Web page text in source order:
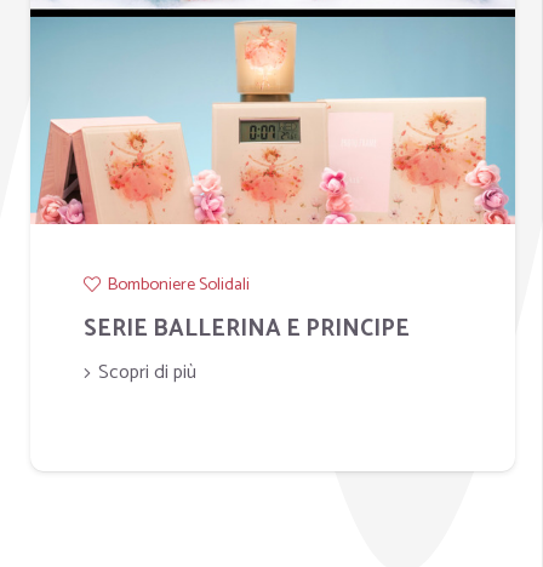
Bomboniere Solidali
LINEA LA TIPA X CUOREMATTO
2026